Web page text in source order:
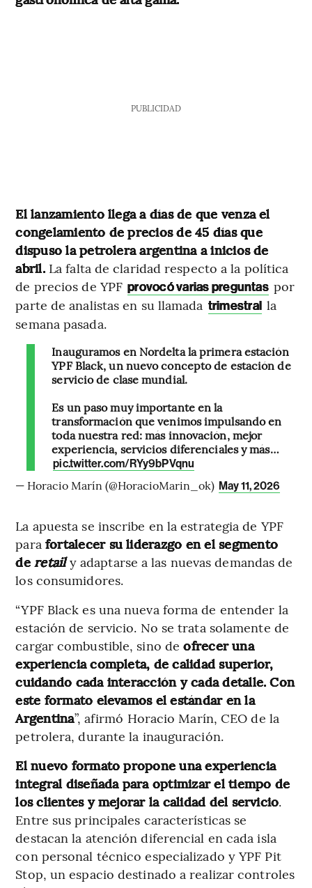
PUBLICIDAD
El lanzamiento llega a días de que venza el
congelamiento de precios de 45 días que
dispuso la petrolera argentina a inicios de
abril. La falta de claridad respecto a la política
de precios de YPF provocó varias preguntas por
parte de analistas en su llamada trimestral la
semana pasada.
Inauguramos en Nordelta la primera estación
YPF Black, un nuevo concepto de estación de
servicio de clase mundial.
Es un paso muy importante en la
transformación que venimos impulsando en
toda nuestra red: más innovación, mejor
experiencia, servicios diferenciales y más…
pic.twitter.com/RYy9bPVqnu
— Horacio Marín (@HoracioMarin_ok) May 11, 2026
La apuesta se inscribe en la estrategia de YPF
para fortalecer su liderazgo en el segmento
deretaily adaptarse a las nuevas demandas de
los consumidores.
“YPF Black es una nueva forma de entender la
estación de servicio. No se trata solamente de
cargar combustible, sino de ofrecer una
experiencia completa, de calidad superior,
cuidando cada interacción y cada detalle. Con
este formato elevamos el estándar en la
Argentina”, afirmó Horacio Marín, CEO de la
petrolera, durante la inauguración.
El nuevo formato propone una experiencia
integral diseñada para optimizar el tiempo de
los clientes y mejorar la calidad del servicio.
Entre sus principales características se
destacan la atención diferencial en cada isla
con personal técnico especializado y YPF Pit
Stop, un espacio destinado a realizar controles